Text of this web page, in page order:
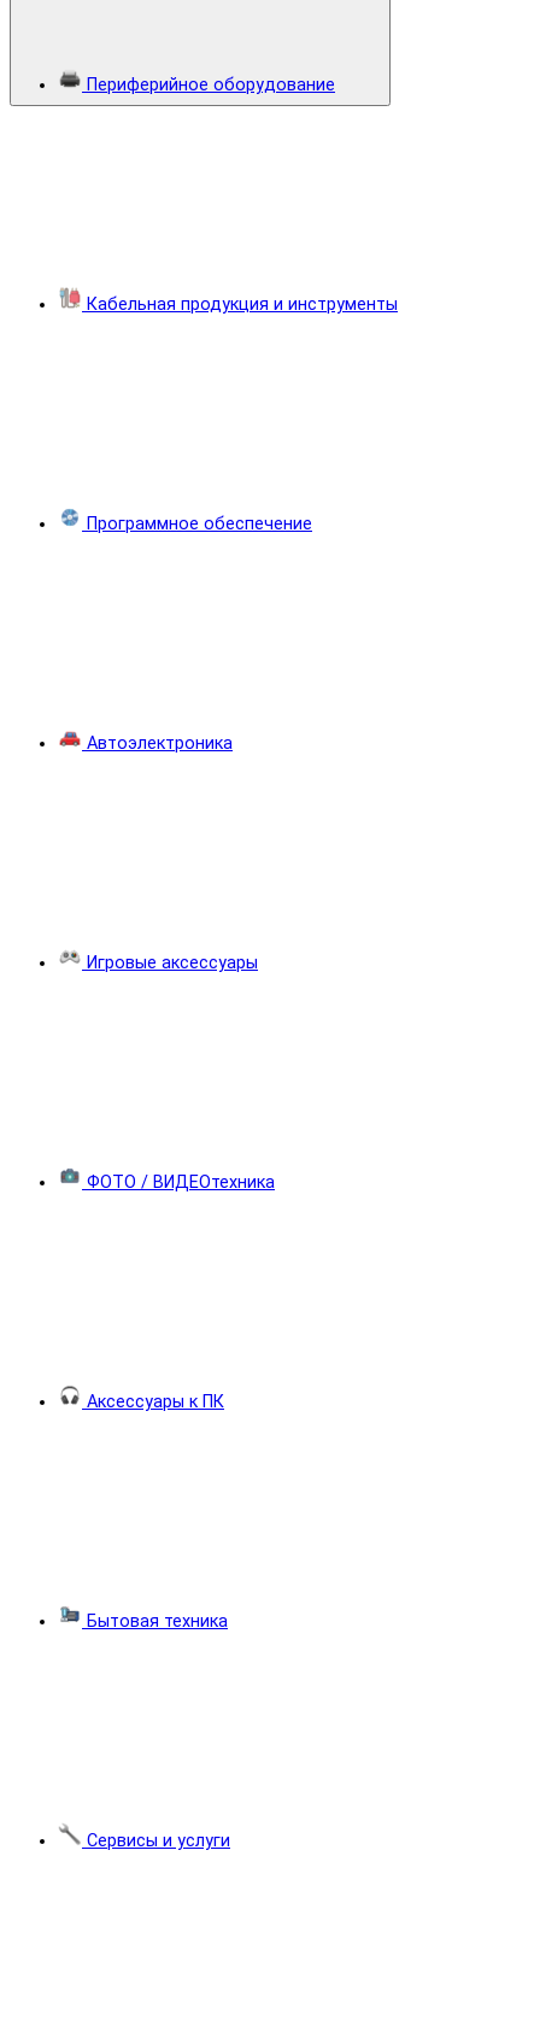
Периферийное оборудование
Кабельная продукция и инструменты
Программное обеспечение
Автоэлектроника
Игровые аксессуары
ФОТО / ВИДЕОтехника
Аксессуары к ПК
Бытовая техника
Сервисы и услуги